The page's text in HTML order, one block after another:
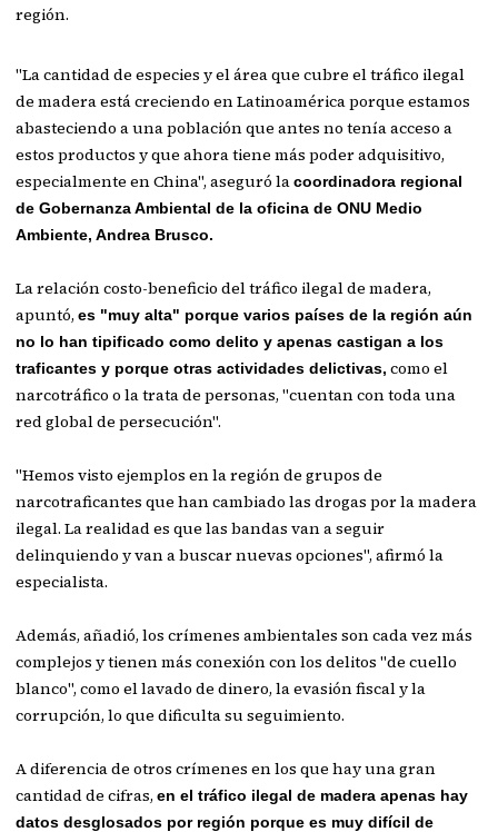
región.
"La cantidad de especies y el área que cubre el tráfico ilegal
de madera está creciendo en Latinoamérica porque estamos
abasteciendo a una población que antes no tenía acceso a
estos productos y que ahora tiene más poder adquisitivo,
especialmente en China", aseguró lacoordinadora regional
de Gobernanza Ambiental de la oficina de ONU Medio
Ambiente, Andrea Brusco.
La relación costo-beneficio del tráfico ilegal de madera,
apuntó,es "muy alta" porque varios países de la región aún
no lo han tipificado como delito y apenas castigan a los
traficantes y porque otras actividades delictivas, como el
narcotráfico o la trata de personas, "cuentan con toda una
red global de persecución".
"Hemos visto ejemplos en la región de grupos de
narcotraficantes que han cambiado las drogas por la madera
ilegal. La realidad es que las bandas van a seguir
delinquiendo y van a buscar nuevas opciones", afirmó la
especialista.
Además, añadió, los crímenes ambientales son cada vez más
complejos y tienen más conexión con los delitos "de cuello
blanco", como el lavado de dinero, la evasión fiscal y la
corrupción, lo que dificulta su seguimiento.
A diferencia de otros crímenes en los que hay una gran
cantidad de cifras,en el tráfico ilegal de madera apenas hay
datos desglosados por región porque es muy difícil de